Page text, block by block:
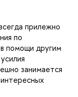
прилежно
по
помощи другим
занимается